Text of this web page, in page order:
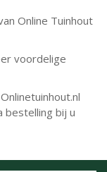
Online Tuinhout
voordelige
bestelling bij u